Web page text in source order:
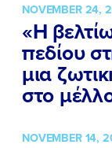
NOVEMBER 24,
«Η
πεδίου
μια
στο
NOVEMBER 14,